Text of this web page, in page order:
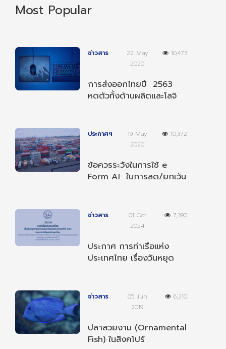
Most Popular
ข่าวสาร
22 May
2020
10,473
การส่งออกไทยปี 2563
หดตัวทั้งด้านผลิตและโลจิ
ประกาศฯ
19 May
2020
10,372
ข้อควรระวังในการใช้ e
Form AI ในการลด/ยกเว้น
ข่าวสาร
01 Oct
2024
7,390
ประกาศ การท่าเรือแห่ง
ประเทศไทย เรื่องวันหยุด
ข่าวสาร
05 Jun
2019
6,210
ปลาสวยงาม (Ornamental
Fish) ในสิงคโปร์